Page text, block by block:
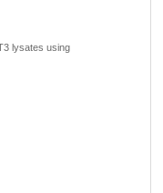
lysates using